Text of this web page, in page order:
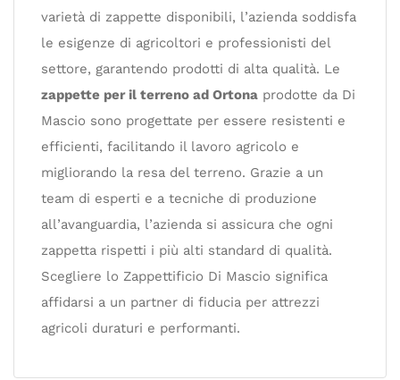
varietà di zappette disponibili, l’azienda soddisfa
le esigenze di agricoltori e professionisti del
settore, garantendo prodotti di alta qualità. Le
zappette per il terreno ad Ortona prodotte da Di
Mascio sono progettate per essere resistenti e
efficienti, facilitando il lavoro agricolo e
migliorando la resa del terreno. Grazie a un
team di esperti e a tecniche di produzione
all’avanguardia, l’azienda si assicura che ogni
zappetta rispetti i più alti standard di qualità.
Scegliere lo Zappettificio Di Mascio significa
affidarsi a un partner di fiducia per attrezzi
agricoli duraturi e performanti.